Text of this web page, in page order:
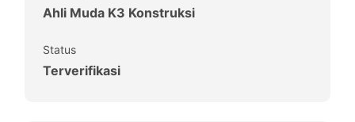
Ahli Muda K3 Konstruksi
Status
Terverifikasi